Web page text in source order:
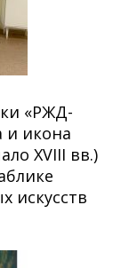
«РЖД-
и икона
XVIII вв.)
искусств